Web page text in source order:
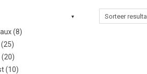
(8)
(20)
(10)